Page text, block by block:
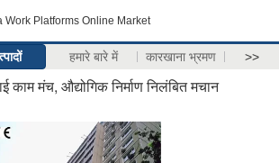
Work Platforms Online Market
हमारे बारे में कारखाना भ्रमण >>
मंच, औद्योगिक निर्माण निलंबित मचान